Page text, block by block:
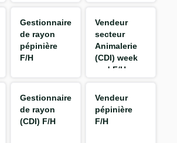
Gestionnaire
de rayon
pépinière
F/H
Vendeur
secteur
Animalerie
(CDI) week
end F/H
Gestionnaire
de rayon
(CDI) F/H
Vendeur
pépinière
F/H